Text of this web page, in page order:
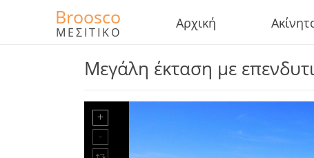
Broosco
ΜΕΣΙΤΙΚΟ
Αρχική
Μεγάλη έκταση με